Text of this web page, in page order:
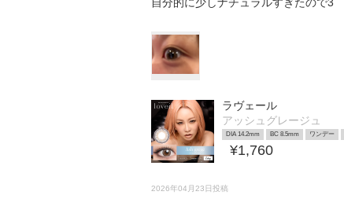
ラヴェール
アッシュグレージュ
DIA 14.2mm BC 8.5mm ワンデー
¥1,760
2026年04月23日投稿